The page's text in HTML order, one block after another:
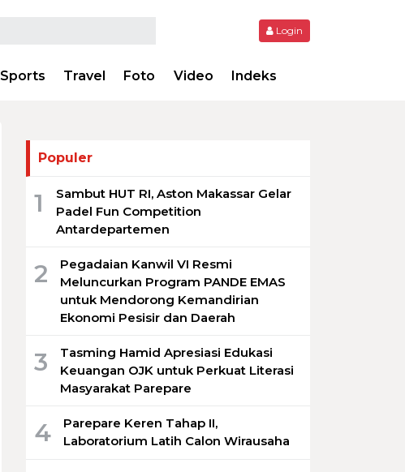
Login
Sports Travel Foto Video Indeks
Populer
1
Sambut HUT RI, Aston Makassar Gelar
Padel Fun Competition
Antardepartemen
2
Pegadaian Kanwil VI Resmi
Meluncurkan Program PANDE EMAS
untuk Mendorong Kemandirian
Ekonomi Pesisir dan Daerah
3
Tasming Hamid Apresiasi Edukasi
Keuangan OJK untuk Perkuat Literasi
Masyarakat Parepare
4
Parepare Keren Tahap II,
Laboratorium Latih Calon Wirausaha